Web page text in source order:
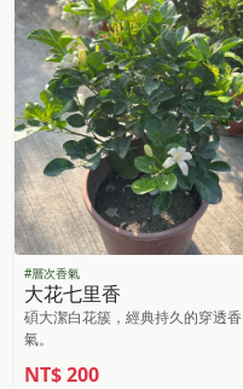
#層次香氣
大花七里香
碩大潔白花簇，經典持久的穿透香
氣。
NT$200